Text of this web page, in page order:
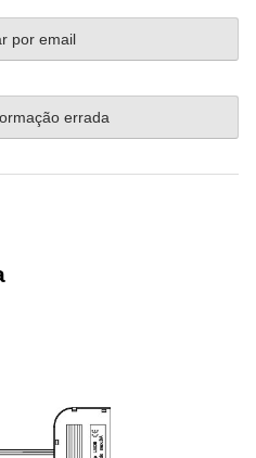
por email
errada